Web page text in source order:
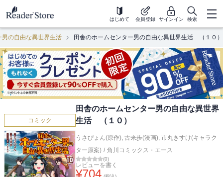
はじめて 会員登録 サインイン 検索
の自由な異世界生活 田舎のホームセンター男の自由な異世界生活 （１０）
コミック
田舎のホームセンター男の自由な異世界
生活 （１０）
うさぴょん(原作), 古来歩(漫画), 市丸きすけ(キャラク
ター原案) / 角川コミックス・エース
(0)
レビューを書く
¥704